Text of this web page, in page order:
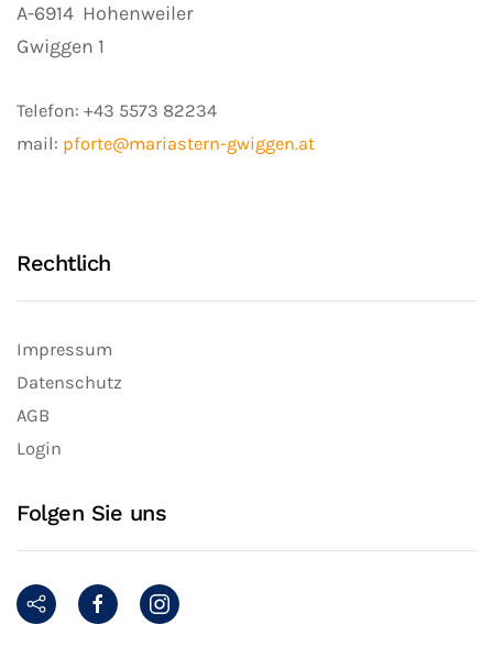
A-6914 Hohenweiler
Gwiggen 1
Telefon: +43 5573 82234
mail: pforte@mariastern-gwiggen.at
Rechtlich
Impressum
Datenschutz
AGB
Login
Folgen Sie uns